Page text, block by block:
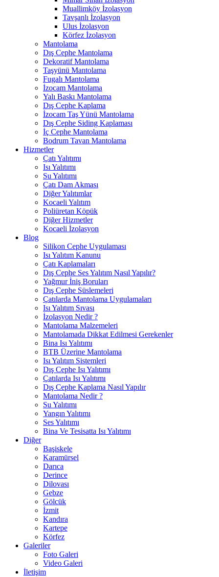
Muallimköy İzolasyon
Tavşanlı İzolasyon
Ulus İzolasyon
Körfez İzolasyon
Mantolama
Dış Cephe Mantolama
Dekoratif Mantolama
Taşyünü Mantolama
Fugalı Mantolama
İzocam Mantolama
Yalı Baskı Mantolama
Dış Cephe Kaplama
İzocam Taş Yünü Mantolama
Dış Cephe Siding Kaplaması
İç Cephe Mantolama
Bodrum Tavan Mantolama
Hizmetler
Çatı Yalıtımı
Isı Yalıtımı
Su Yalıtımı
Çatı Dam Akması
Diğer Yalıtımlar
Kocaeli Yalıtım
Poliüretan Köpük
Diğer Hizmetler
Kocaeli İzolasyon
Blog
Silikon Cephe Uygulaması
Isı Yalıtım Kanunu
Çatı Kaplamaları
Dış Cephe Ses Yalıtım Nasıl Yapılır?
Yağmur İniş Boruları
Dış Cephe Süslemeleri
Çatılarda Mantolama Uygulamaları
Isı Yalıtım Sıvası
İzolasyon Nedir ?
Mantolama Malzemeleri
Mantolamada Dikkat Edilmesi Gerekenler
Bina Isı Yalıtımı
BTB Üzerine Mantolama
Isı Yalıtım Sistemleri
Dış Cephe Isı Yalıtımı
Çatılarda Isı Yalıtımı
Dış Cephe Kaplama Nasıl Yapılır
Mantolama Nedir ?
Su Yalıtımı
Yangın Yalıtımı
Ses Yalıtımı
Bina Ve Tesisatta Isı Yalıtımı
Diğer
Başiskele
Karamürsel
Darıca
Derince
Dilovası
Gebze
Gölcük
İzmit
Kandıra
Kartepe
Körfez
Galeriler
Foto Galeri
Video Galeri
İletişim